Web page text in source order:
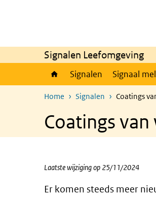
Signalen Leefomgeving
Signalen Signaal
Home Signalen Coatings
Coatings
Laatste wijziging op 25/11/2024
Er komen steeds meer